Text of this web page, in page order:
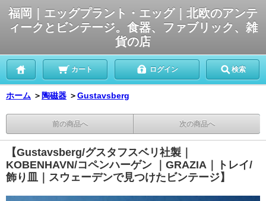
福岡｜エッグプラント・エッグ｜北欧のアンテ
ィークとビンテージ。食器、ファブリック、雑
貨の店
カート ログイン 検索
ホーム ＞ 陶磁器 ＞Gustavsberg
前の商品へ 次の商品へ
【Gustavsberg/グスタフスベリ社製｜
KOBENHAVN/コペンハーゲン ｜GRAZIA｜トレイ/
飾り皿｜スウェーデンで見つけたビンテージ】